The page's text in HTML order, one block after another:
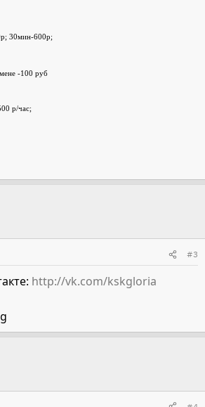
30мин-600р;
-100 руб
р/час;
#3
http://vk.com/kskgloria